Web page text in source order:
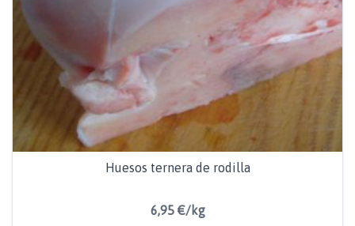
Huesos ternera de rodilla
6,95 €/kg